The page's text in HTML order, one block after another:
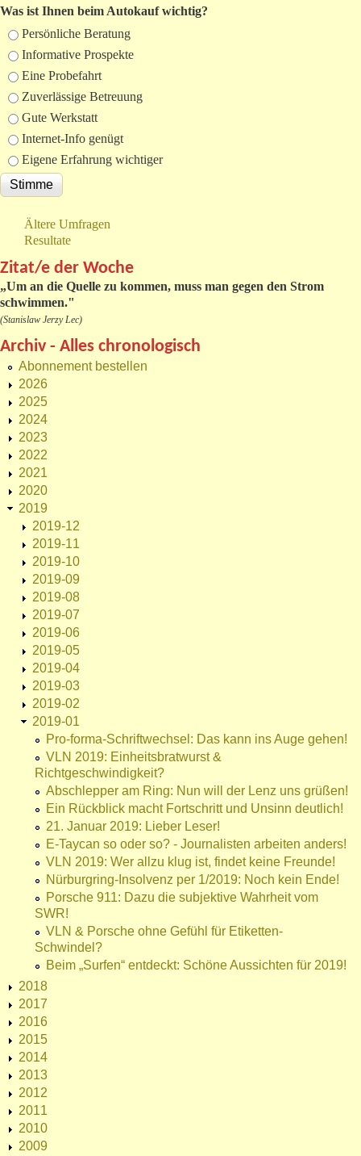
Was ist Ihnen beim Autokauf wichtig?
Auswahlmöglichkeiten
Persönliche Beratung
Informative Prospekte
Eine Probefahrt
Zuverlässige Betreuung
Gute Werkstatt
Internet-Info genügt
Eigene Erfahrung wichtiger
Ältere Umfragen
Resultate
Zitat/e der Woche
„Um an die Quelle zu kommen, muss man gegen den Strom
schwimmen."
(Stanislaw Jerzy Lec)
Archiv - Alles chronologisch
Abonnement bestellen
2026
2025
2024
2023
2022
2021
2020
2019
2019-12
2019-11
2019-10
2019-09
2019-08
2019-07
2019-06
2019-05
2019-04
2019-03
2019-02
2019-01
Pro-forma-Schriftwechsel: Das kann ins Auge gehen!
VLN 2019: Einheitsbratwurst &
Richtgeschwindigkeit?
Abschlepper am Ring: Nun will der Lenz uns grüßen!
Ein Rückblick macht Fortschritt und Unsinn deutlich!
21. Januar 2019: Lieber Leser!
E-Taycan so oder so? - Journalisten arbeiten anders!
VLN 2019: Wer allzu klug ist, findet keine Freunde!
Nürburgring-Insolvenz per 1/2019: Noch kein Ende!
Porsche 911: Dazu die subjektive Wahrheit vom
SWR!
VLN & Porsche ohne Gefühl für Etiketten-
Schwindel?
Beim „Surfen“ entdeckt: Schöne Aussichten für 2019!
2018
2017
2016
2015
2014
2013
2012
2011
2010
2009